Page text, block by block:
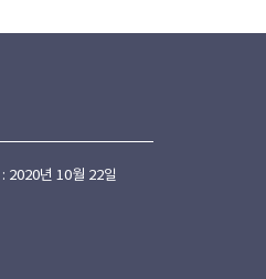
2020년 10월 22일